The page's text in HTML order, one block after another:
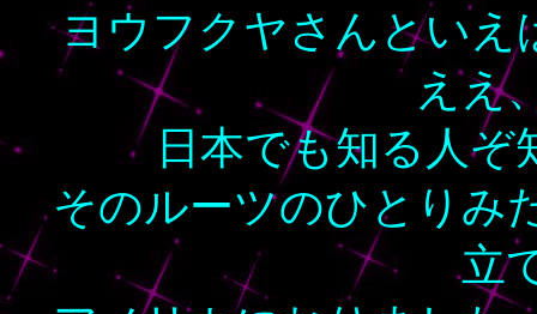
ヨウフクヤさんといえ
ええ
日本でも知る人ぞ
そのルーツのひとりみ
立